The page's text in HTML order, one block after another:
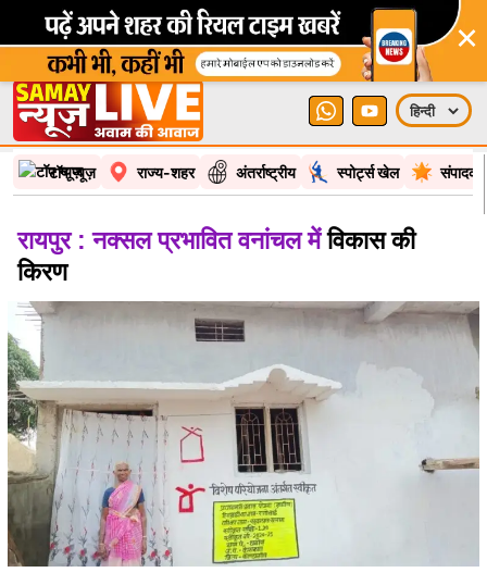
×
टॉप न्यूज़ राज्य-शहर अंतर्राष्ट्रीय स्पोर्ट्स खेल
रायपुर : नक्सल प्रभावित वनांचल मेंविकास की
किरण